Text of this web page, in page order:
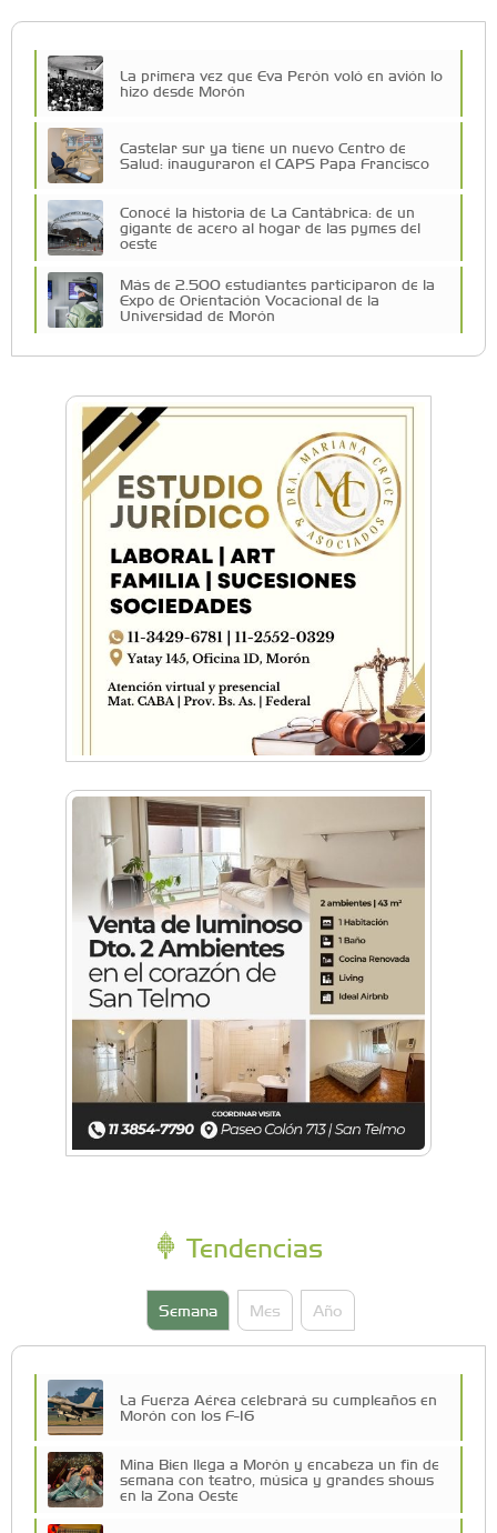
La primera vez que Eva Perón voló en avión lo
hizo desde Morón
Castelar sur ya tiene un nuevo Centro de
Salud: inauguraron el CAPS Papa Francisco
Conocé la historia de La Cantábrica: de un
gigante de acero al hogar de las pymes del
oeste
Más de 2.500 estudiantes participaron de la
Expo de Orientación Vocacional de la
Universidad de Morón
De Castelar a Júpiter: Conocé la historia del
vecino que mapeó la luna hacia la que viaja
Castelar Digital
Dr. Omar Battilana: casi cuatro décadas de
odontología en Castelar con una premisa que
no cambió
Emiliano Brancciari inauguró "El Banquito de
Norita", el nuevo ciclo cultural de la Casa
Museo Nora Cortiñas
No funcionará el Ferrocarril Sarmiento por
cuatro días
¡Sí, prometo! Miles de estudiantes de Morón
prometieron lealtad a la bandera
Empresas, emprendedores y cultura se
reunieron en Expo Morón Se Muestra
Empezá a estudiar en agosto: la Universidad
de Morón abrió las inscripciones para el
segundo cuatrimestre
Tendencias
Semana Mes Año
La Fuerza Aérea celebrará su cumpleaños en
Morón con los F-16
Mina Bien llega a Morón y encabeza un fin de
semana con teatro, música y grandes shows
en la Zona Oeste